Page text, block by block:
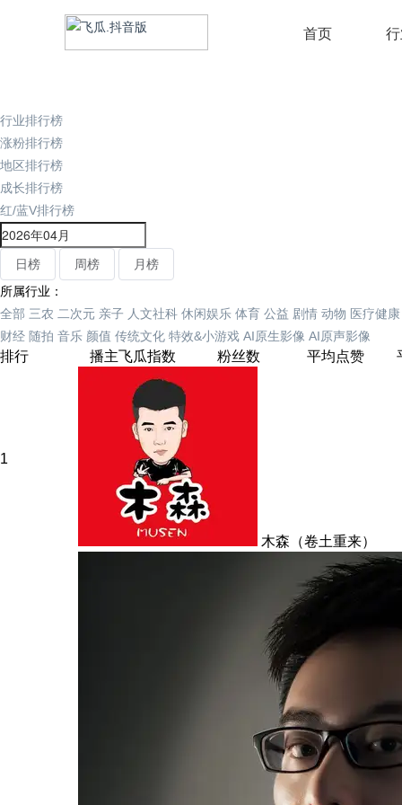
首页
行业排行榜
涨粉排行榜
地区排行榜
成长排行榜
红/蓝V排行榜
日榜 周榜
月榜
所属行业：
全部 三农 二次元 亲子 人文社科 休闲娱乐 体育 公益 剧情 动物 医疗健康
财经 随拍 音乐 颜值 传统文化 特效&小游戏 AI原生影像 AI原声影像
排行 播主飞瓜指数 粉丝数 平均点赞
1
木森（卷土重来）